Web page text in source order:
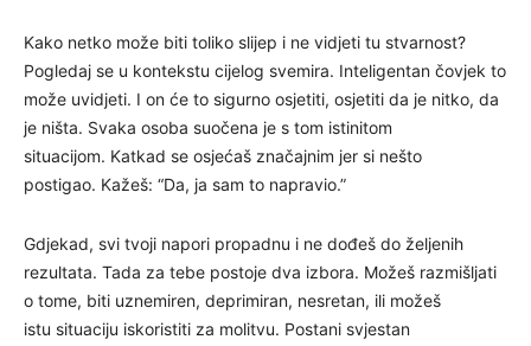
Kako netko može biti toliko slijep i ne vidjeti tu stvarnost?
Pogledaj se u kontekstu cijelog svemira. Inteligentan čovjek to
može uvidjeti. I on će to sigurno osjetiti, osjetiti da je nitko, da
je ništa. Svaka osoba suočena je s tom istinitom
situacijom. Katkad se osjećaš značajnim jer si nešto
postigao. Kažeš: “Da, ja sam to napravio.”
Gdjekad, svi tvoji napori propadnu i ne dođeš do željenih
rezultata. Tada za tebe postoje dva izbora. Možeš razmišljati
o tome, biti uznemiren, deprimiran, nesretan, ili možeš
istu situaciju iskoristiti za molitvu. Postani svjestan